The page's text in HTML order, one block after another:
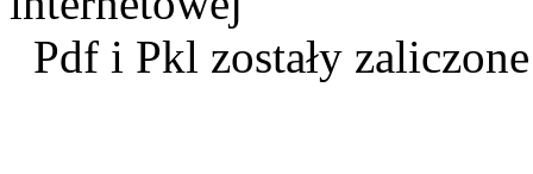
Pdf i Pkl zostały